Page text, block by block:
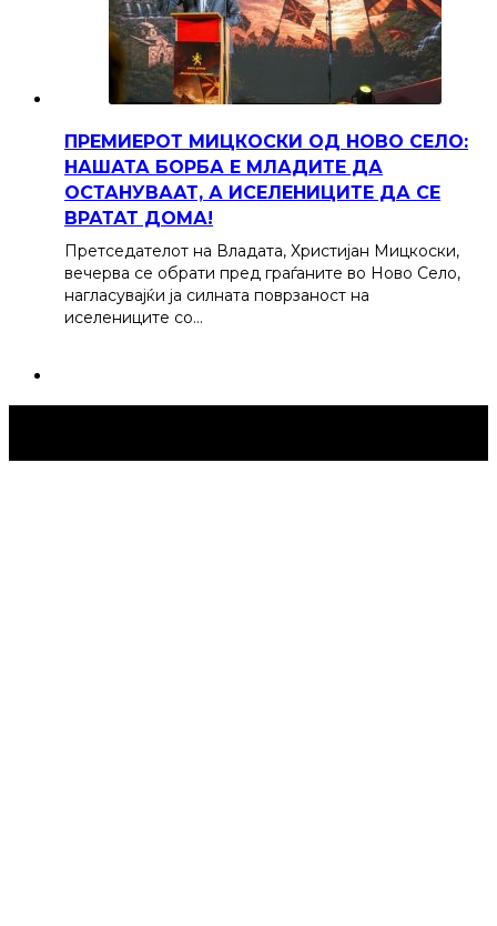
ПРЕМИЕРОТ МИЦКОСКИ ОД НОВО СЕЛО:
НАШАТА БОРБА Е МЛАДИТЕ ДА
ОСТАНУВААТ, А ИСЕЛЕНИЦИТЕ ДА СЕ
ВРАТАТ ДОМА!
Претседателот на Владата, Христијан Мицкоски,
вечерва се обрати пред граѓаните во Ново Село,
нагласувајќи ја силната поврзаност на
иселениците со…